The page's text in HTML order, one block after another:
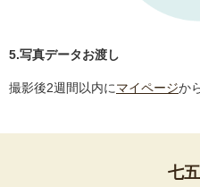
5.写真データお渡し
撮影後2週間以内にマイページか
七